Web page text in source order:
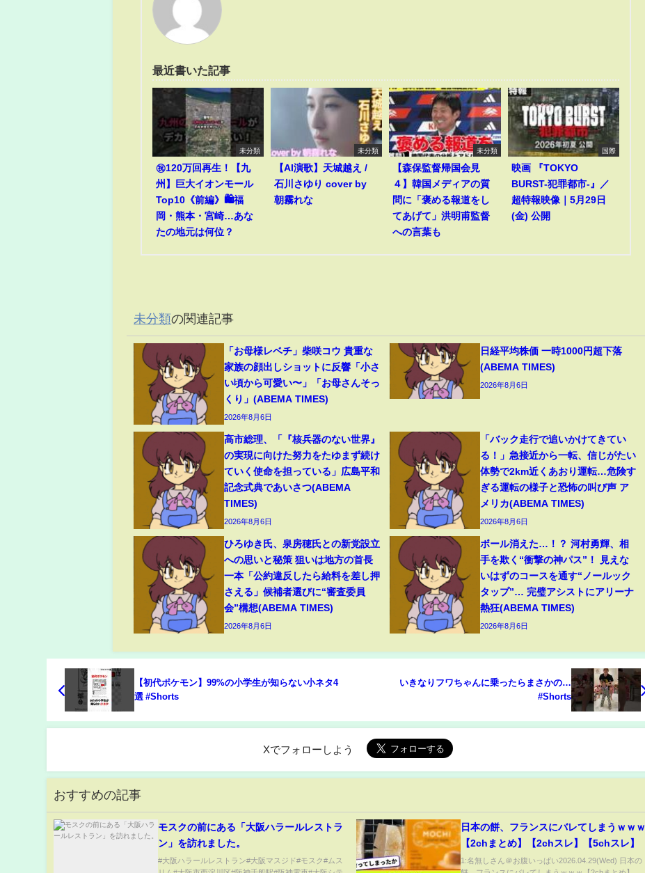
最近書いた記事
未分類
㊗️120万回再生！【九
州】巨大イオンモール
Top10《前編》🛍️福
岡・熊本・宮崎…あな
たの地元は何位？
未分類
【AI演歌】天城越え /
石川さゆり cover by
朝霧れな
未分類
【森保監督帰国会見
４】韓国メディアの質
問に「褒める報道をし
てあげて」洪明甫監督
への言葉も
国際
映画 『TOKYO
BURST-犯罪都市-』／
超特報映像｜5月29日
(金) 公開
未分類の関連記事
「お母様レベチ」柴咲コウ 貴重な
家族の顔出しショットに反響「小さ
い頃から可愛い〜」「お母さんそっ
くり」(ABEMA TIMES)
2026年8月6日
日経平均株価 一時1000円超下落
(ABEMA TIMES)
2026年8月6日
高市総理、「『核兵器のない世界』
の実現に向けた努力をたゆまず続け
ていく使命を担っている」広島平和
記念式典であいさつ(ABEMA
TIMES)
2026年8月6日
「バック走行で追いかけてきてい
る！」急接近から一転、信じがたい
体勢で2km近くあおり運転…危険す
ぎる運転の様子と恐怖の叫び声 ア
メリカ(ABEMA TIMES)
2026年8月6日
ひろゆき氏、泉房穂氏との新党設立
への思いと秘策 狙いは地方の首長
一本「公約違反したら給料を差し押
さえる」候補者選びに“審査委員
会”構想(ABEMA TIMES)
2026年8月6日
ボール消えた…！？ 河村勇輝、相
手を欺く“衝撃の神パス”！ 見えな
いはずのコースを通す“ノールック
タップ”… 完璧アシストにアリーナ
熱狂(ABEMA TIMES)
2026年8月6日
【初代ポケモン】99%の小学生が知らない小ネタ4
選 #Shorts
いきなりフワちゃんに乗ったらまさかの…
#Shorts
Xでフォローしよう
おすすめの記事
モスクの前にある「大阪ハラールレストラ
ン」を訪れました。
#大阪ハラールレストラン#大阪マスジド#モスク#ムス
日本の餅、フランスにバレてしまうｗｗｗ
【2chまとめ】【2chスレ】【5chスレ】
1:名無しさん＠お腹いっぱい2026.04.29(Wed) 日本の